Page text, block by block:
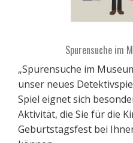
Spurensuche im
„Spurensuche im
unser neues
Spiel eignet sich
Aktivität, die Sie für die
Geburtstagsfest bei